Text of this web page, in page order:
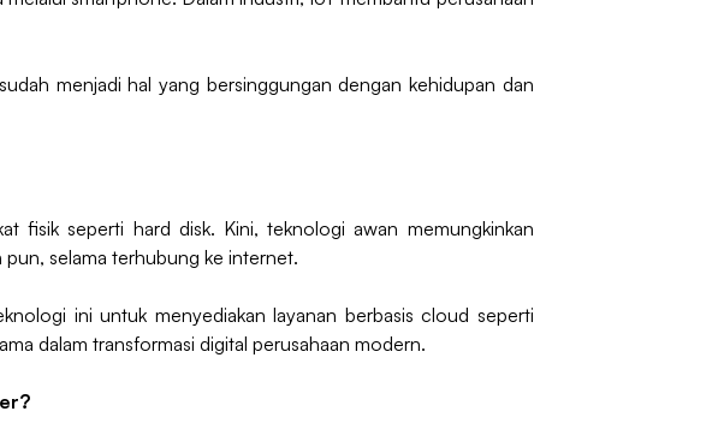
menjadi hal yang bersinggungan dengan kehidupan dan
fisik seperti hard disk. Kini, teknologi awan memungkinkan
selama terhubung ke internet.
ini untuk menyediakan layanan berbasis cloud seperti
dalam transformasi digital perusahaan modern.